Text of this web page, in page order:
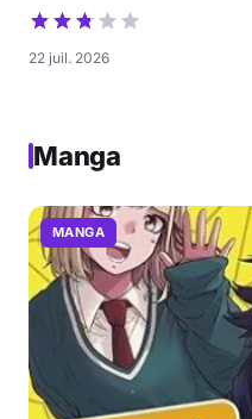
22 juil. 2026
Manga
MANGA